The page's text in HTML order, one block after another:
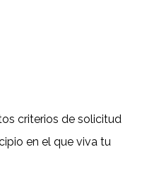
criterios de solicitud
en el que viva tu